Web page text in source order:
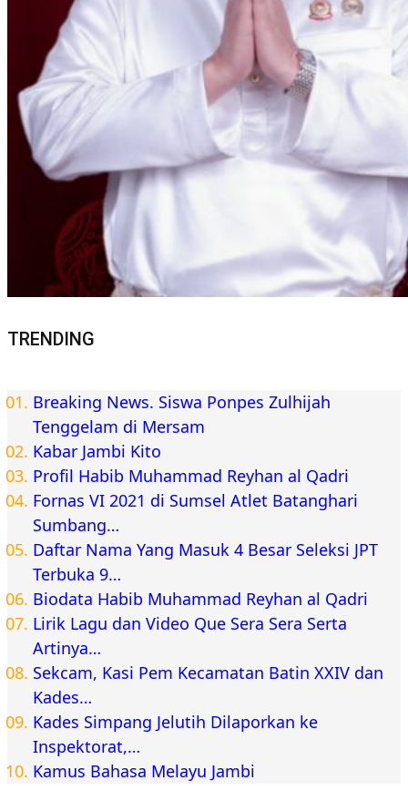
TRENDING
Breaking News. Siswa Ponpes Zulhijah
Tenggelam di Mersam
Kabar Jambi Kito
Profil Habib Muhammad Reyhan al Qadri
Fornas VI 2021 di Sumsel Atlet Batanghari
Sumbang…
Daftar Nama Yang Masuk 4 Besar Seleksi JPT
Terbuka 9…
Biodata Habib Muhammad Reyhan al Qadri
Lirik Lagu dan Video Que Sera Sera Serta
Artinya…
Sekcam, Kasi Pem Kecamatan Batin XXIV dan
Kades…
Kades Simpang Jelutih Dilaporkan ke
Inspektorat,…
Kamus Bahasa Melayu Jambi